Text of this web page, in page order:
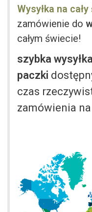
Wysyłka na
zamówienie do
całym świecie!
szybka
paczki
czas
zamówienia